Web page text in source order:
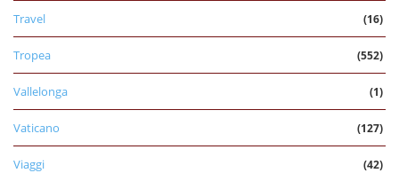
Travel (16)
Tropea (552)
Vallelonga (1)
Vaticano (127)
Viaggi (42)